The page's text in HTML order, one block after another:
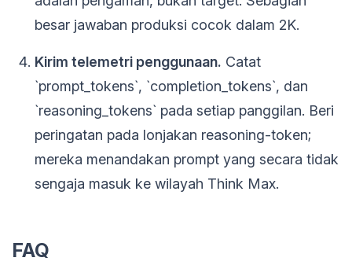
besar jawaban produksi cocok dalam 2K.
Kirim telemetri penggunaan. Catat
`prompt_tokens`, `completion_tokens`, dan
`reasoning_tokens` pada setiap panggilan. Beri
peringatan pada lonjakan reasoning-token;
mereka menandakan prompt yang secara tidak
sengaja masuk ke wilayah Think Max.
FAQ